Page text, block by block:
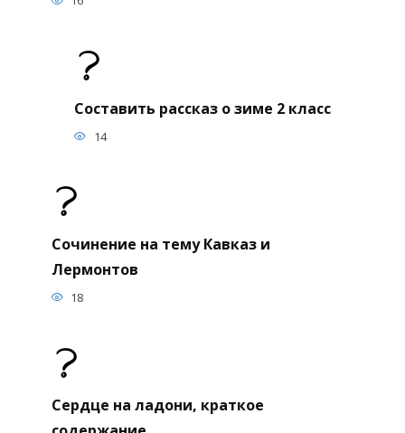
Составить рассказ о зиме 2 класс
14
Сочинение на тему Кавказ и
Лермонтов
18
Сердце на ладони, краткое